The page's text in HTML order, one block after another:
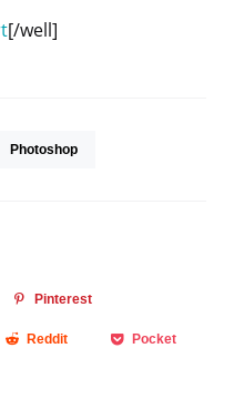
[/well]
Photoshop
Pinterest
Reddit Pocket